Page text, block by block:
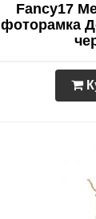
Fancy17
фоторамка